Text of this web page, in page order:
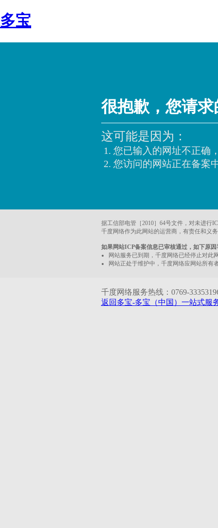
多宝
很抱歉，您请
这可能是因为：
您已输入的网址不正确
您访问的网站正在备案
据工信部电管［2010］64号文件，对未进行
千度网络作为此网站的运营商，有责任和义
如果网站ICP备案信息已审核通过，如下原
网站服务已到期，千度网络已经停止对此
网站正处于维护中，千度网络应网站所有
千度网络服务热线：0769-
返回多宝-多宝（中国）一站式服